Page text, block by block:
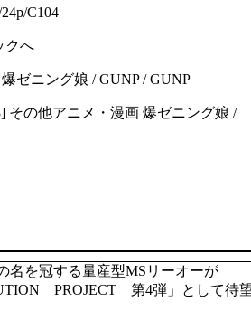
C104
クへ
その他アニメ・漫画 爆ゼニング娘 /
名を冠する量産型MSリーオーが
PROJECT 第4弾」として待